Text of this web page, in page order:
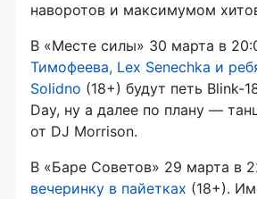
наворотов и максимумом
В «Месте силы» 30 марта в
Тимофеева, Lex Senechka и
Solidno (18+) будут петь Blink-
Day, ну а далее по плану —
от DJ Morrison.
В «Баре Советов» 29 марта в
вечеринку в пайетках (18+).